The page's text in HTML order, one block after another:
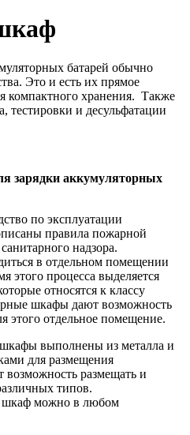
батарей обычно
Это и есть их прямое
компактного хранения. Также
тестировки и десульфатации
зарядки аккумуляторных
по эксплуатации
правила пожарной
надзора.
в отдельном помещении
этого процесса выделяется
относятся к классу
шкафы дают возможность
этого отдельное помещение.
выполнены из металла и
для размещения
возможность размещать и
типов.
шкаф можно в любом